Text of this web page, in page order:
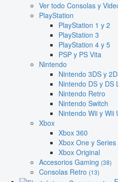
Ver todo Consolas y
PlayStation
PlayStation 1 y 2
PlayStation 3
PlayStation 4 y 5
PSP y PS Vita
Nintendo
Nintendo 3DS y
Nintendo DS y DS
Nintendo Retro
Nintendo Switch
Nintendo Wii y Wii
Xbox
Xbox 360
Xbox One y Series
Xbox Original
Accesorios Gaming (38)
Consolas Retro (13)